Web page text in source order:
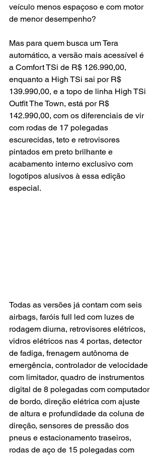
veículo menos espaçoso e com motor
de menor desempenho?
Mas para quem busca um Tera
automático, a versão mais acessível é
a Comfort TSi de R$ 126.990,00,
enquanto a High TSi sai por R$
139.990,00, e a topo de linha High TSi
Outfit The Town, está por R$
142.990,00, com os diferenciais de vir
com rodas de 17 polegadas
escurecidas, teto e retrovisores
pintados em preto brilhante e
acabamento interno exclusivo com
logotipos alusivos à essa edição
especial.
Todas as versões já contam com seis
airbags, faróis full led com luzes de
rodagem diurna, retrovisores elétricos,
vidros elétricos nas 4 portas, detector
de fadiga, frenagem autônoma de
emergência, controlador de velocidade
com limitador, quadro de instrumentos
digital de 8 polegadas com computador
de bordo, direção elétrica com ajuste
de altura e profundidade da coluna de
direção, sensores de pressão dos
pneus e estacionamento traseiros,
rodas de aço de 15 polegadas com